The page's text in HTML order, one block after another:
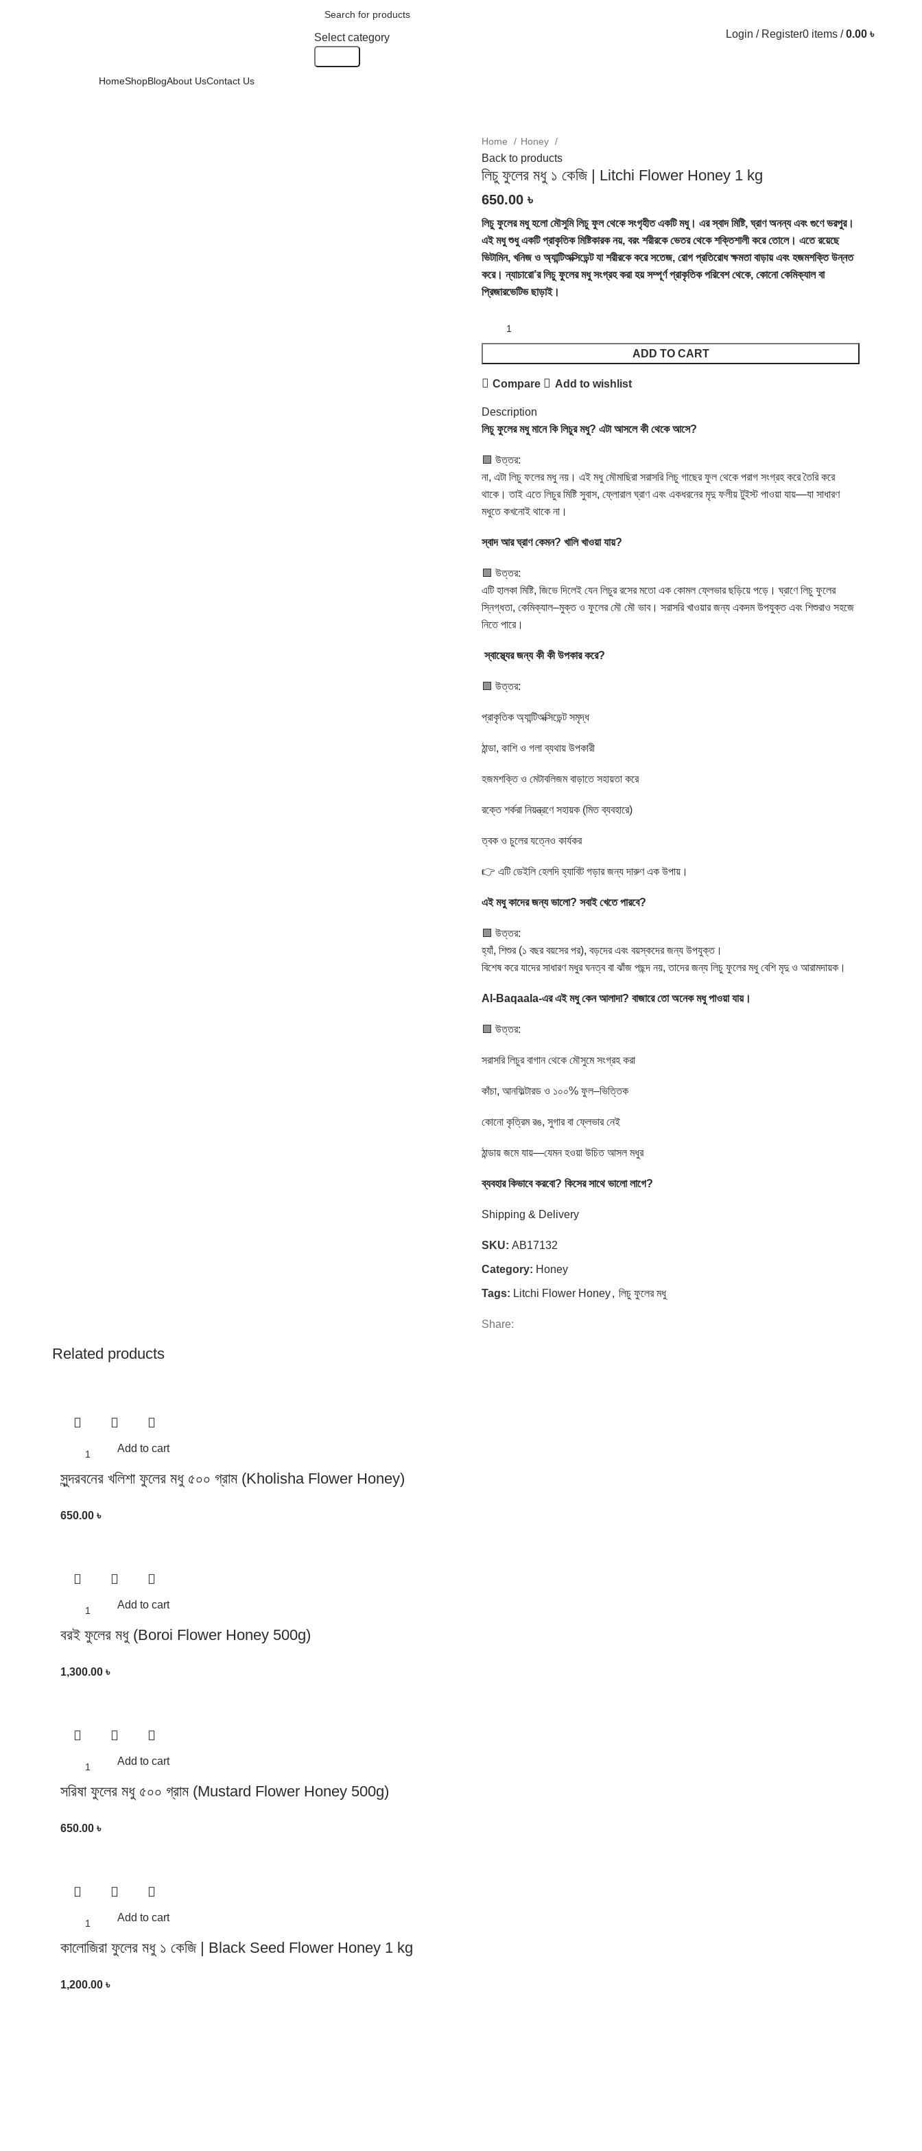
Select category
Login / Register0 items / 0.00 ৳
HomeShopBlogAbout UsContact Us
Home Honey
Back to products
লিচু ফুলের মধু ১ কেজি | Litchi Flower Honey 1 kg
650.00 ৳
লিচু ফুলের মধু হলো মৌসুমি লিচু ফুল থেকে সংগৃহীত একটি মধু। এর স্বাদ মিষ্টি, ঘ্রাণ অনন্য এবং গুণে ভরপুর।
এই মধু শুধু একটি প্রাকৃতিক মিষ্টিকারক নয়, বরং শরীরকে ভেতর থেকে শক্তিশালী করে তোলে। এতে রয়েছে
ভিটামিন, খনিজ ও অ্যান্টিঅক্সিডেন্ট যা শরীরকে করে সতেজ, রোগ প্রতিরোধ ক্ষমতা বাড়ায় এবং হজমশক্তি উন্নত
করে। ন্যাচারো’র লিচু ফুলের মধু সংগ্রহ করা হয় সম্পূর্ণ প্রাকৃতিক পরিবেশ থেকে, কোনো কেমিক্যাল বা
প্রিজারভেটিভ ছাড়াই।
ADD TO CART
Compare Add to wishlist
Description
লিচু ফুলের মধু মানে কি লিচুর মধু? এটা আসলে কী থেকে আসে?
🟩 উত্তর:
না, এটা লিচু ফলের মধু নয়। এই মধু মৌমাছিরা সরাসরি লিচু গাছের ফুল থেকে পরাগ সংগ্রহ করে তৈরি করে
থাকে। তাই এতে লিচুর মিষ্টি সুবাস, ফ্লোরাল ঘ্রাণ এবং একধরনের মৃদু ফলীয় টুইস্ট পাওয়া যায়—যা সাধারণ
মধুতে কখনোই থাকে না।
স্বাদ আর ঘ্রাণ কেমন? খালি খাওয়া যায়?
🟩 উত্তর:
এটি হালকা মিষ্টি, জিভে দিলেই যেন লিচুর রসের মতো এক কোমল ফ্লেভার ছড়িয়ে পড়ে। ঘ্রাণে লিচু ফুলের
স্নিগ্ধতা, কেমিক্যাল–মুক্ত ও ফুলের মৌ মৌ ভাব। সরাসরি খাওয়ার জন্য একদম উপযুক্ত এবং শিশুরাও সহজে
নিতে পারে।
স্বাস্থ্যের জন্য কী কী উপকার করে?
🟩 উত্তর:
প্রাকৃতিক অ্যান্টিঅক্সিডেন্ট সমৃদ্ধ
ঠান্ডা, কাশি ও গলা ব্যথায় উপকারী
হজমশক্তি ও মেটাবলিজম বাড়াতে সহায়তা করে
রক্তে শর্করা নিয়ন্ত্রণে সহায়ক (মিত ব্যবহারে)
ত্বক ও চুলের যত্নেও কার্যকর
👉 এটি ডেইলি হেলদি হ্যাবিট গড়ার জন্য দারুণ এক উপায়।
এই মধু কাদের জন্য ভালো? সবাই খেতে পারবে?
🟩 উত্তর:
হ্যাঁ, শিশুর (১ বছর বয়সের পর), বড়দের এবং বয়স্কদের জন্য উপযুক্ত।
বিশেষ করে যাদের সাধারণ মধুর ঘনত্ব বা ঝাঁজ পছন্দ নয়, তাদের জন্য লিচু ফুলের মধু বেশি মৃদু ও আরামদায়ক।
Al-Baqaala-এর এই মধু কেন আলাদা? বাজারে তো অনেক মধু পাওয়া যায়।
🟩 উত্তর:
সরাসরি লিচুর বাগান থেকে মৌসুমে সংগ্রহ করা
কাঁচা, আনফিল্টারড ও ১০০% ফুল–ভিত্তিক
কোনো কৃত্রিম রঙ, সুগার বা ফ্লেভার নেই
ঠান্ডায় জমে যায়—যেমন হওয়া উচিত আসল মধুর
ব্যবহার কিভাবে করবো? কিসের সাথে ভালো লাগে?
Shipping & Delivery
SKU: AB17132
Category: Honey
Tags: Litchi Flower Honey, লিচু ফুলের মধু
Share:
Related products
Add to cart
সুন্দরবনের খলিশা ফুলের মধু ৫০০ গ্রাম (Kholisha Flower Honey)
650.00 ৳
Add to cart
বরই ফুলের মধু (Boroi Flower Honey 500g)
1,300.00 ৳
Add to cart
সরিষা ফুলের মধু ৫০০ গ্রাম (Mustard Flower Honey 500g)
650.00 ৳
Add to cart
কালোজিরা ফুলের মধু ১ কেজি | Black Seed Flower Honey 1 kg
1,200.00 ৳